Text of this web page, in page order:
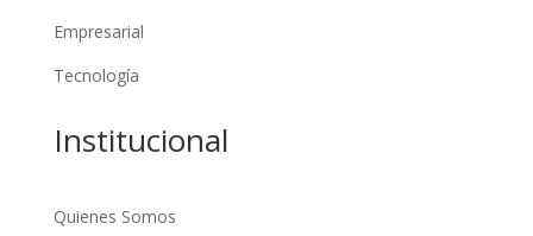
Empresarial
Tecnología
Institucional
Quienes Somos